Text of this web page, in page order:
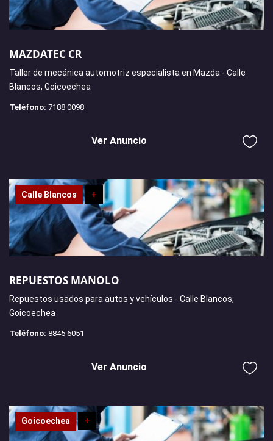
MAZDATEC CR
Taller de mecánica automotriz especialista en Mazda - Calle
Blancos, Goicoechea
Teléfono: 7188 0098
Ver Anuncio
Calle Blancos +
REPUESTOS MANOLO
Repuestos usados para autos y vehículos - Calle Blancos,
Goicoechea
Teléfono: 8845 6051
Ver Anuncio
Goicoechea +